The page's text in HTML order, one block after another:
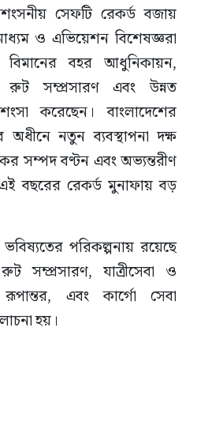
সেফটি রেকর্ড বজায়
ও এভিয়েশন বিশেষজ্ঞরা
বিমানের বহর আধুনিকায়ন,
রুট সম্প্রসারণ এবং উন্নত
করেছেন। বাংলাদেশের
অধীনে নতুন ব্যবস্থাপনা দক্ষ
সম্পদ বণ্টন এবং অভ্যন্তরীণ
এই বছরের রেকর্ড মুনাফায় বড়
পরিকল্পনায় রয়েছে
সম্প্রসারণ, যাত্রীসেবা ও
এবং কার্গো সেবা
হয়।